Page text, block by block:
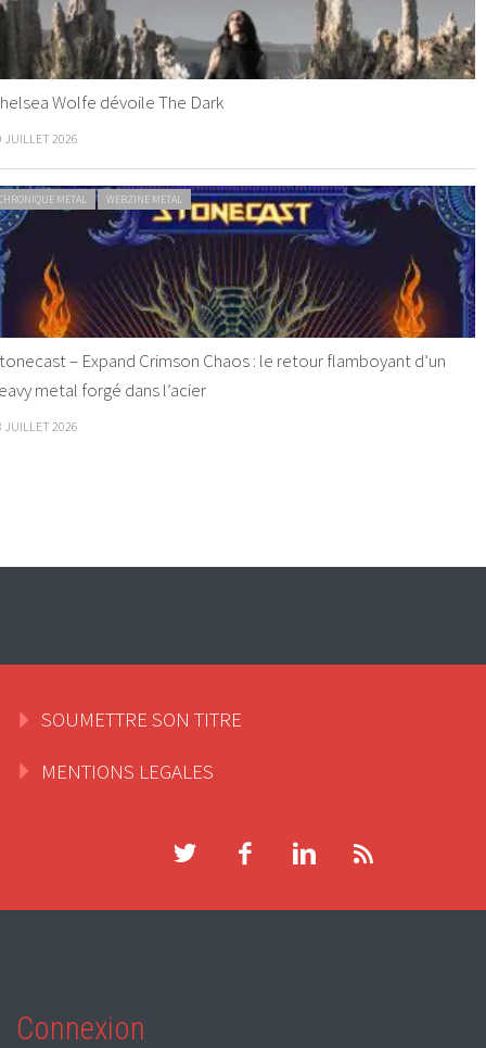
Wolfe dévoile The Dark
JUILLET 2026
METAL WEBZINE METAL
– Expand Crimson Chaos : le retour flamboyant d’un
metal forgé dans l’acier
JUILLET 2026
SOUMETTRE SON TITRE
MENTIONS LEGALES
Connexion